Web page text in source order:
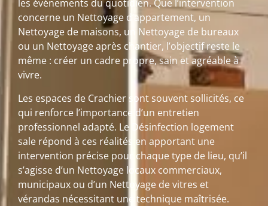
les événements du quotidien. Que l’intervention
concerne un Nettoyage d’appartement, un
Nettoyage de maisons, un Nettoyage de bureaux
ou un Nettoyage après chantier, l’objectif reste le
même : créer un cadre propre, sain et agréable à
vivre.
Les espaces de Crachier sont souvent sollicités, ce
qui renforce l’importance d’un entretien
professionnel adapté. Le Désinfection logement
sale répond à ces réalités en apportant une
intervention précise pour chaque type de lieu, qu’il
s’agisse d’un Nettoyage locaux commerciaux,
municipaux ou d’un Nettoyage de vitres et
vérandas nécessitant une technique maîtrisée.